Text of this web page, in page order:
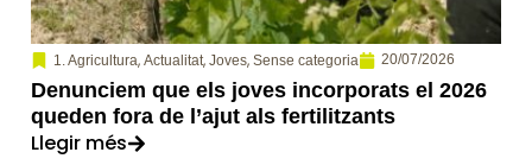
1. Agricultura, Actualitat, Joves, Sense categoria 20/07/2026
Denunciem que els joves incorporats el 2026
queden fora de l’ajut als fertilitzants
Llegir més